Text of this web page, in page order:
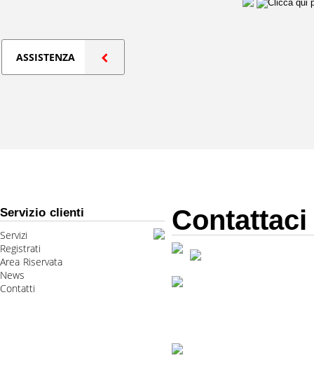
ASSISTENZA
Servizio clienti
Servizi
Registrati
Area Riservata
News
Contatti
Contattaci